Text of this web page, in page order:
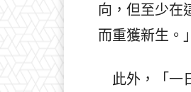
向，但至少在
而重獲新生。」
此外，「一